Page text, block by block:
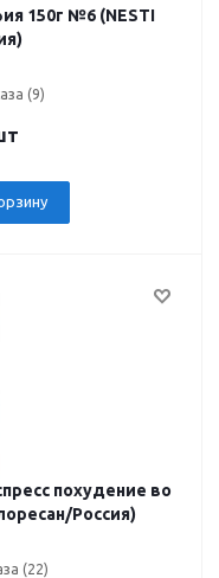
150г №6 (NESTI
(9)
похудение во
Россия)
(22)